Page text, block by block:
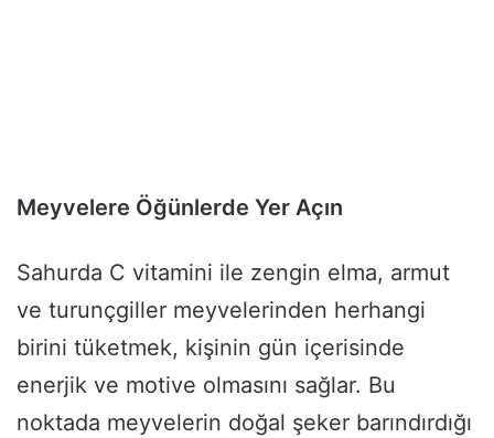
Meyvelere Öğünlerde Yer Açın
Sahurda C vitamini ile zengin elma, armut
ve turunçgiller meyvelerinden herhangi
birini tüketmek, kişinin gün içerisinde
enerjik ve motive olmasını sağlar. Bu
noktada meyvelerin doğal şeker barındırdığı